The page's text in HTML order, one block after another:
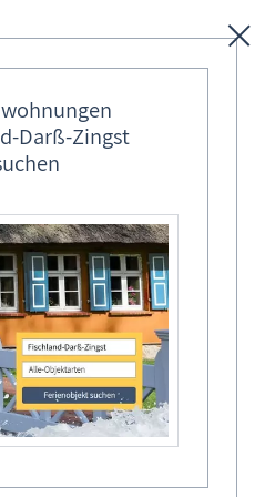
Vorpommern →Fischland-Darß-Zingst
Wieck a. Darß
Darß-Zingst